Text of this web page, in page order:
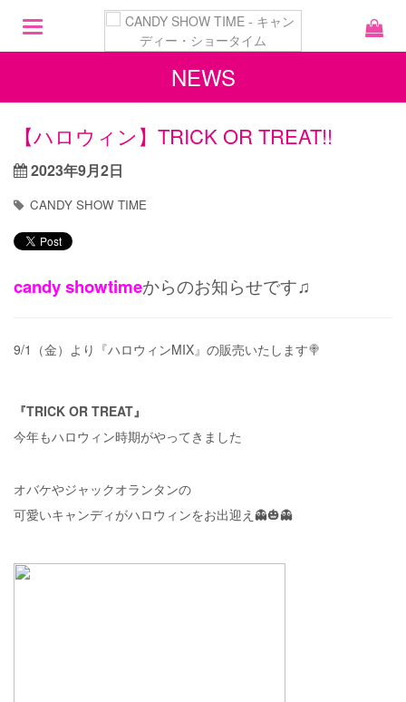
Toggle
NEWS
【ハロウィン】TRICK OR TREAT!!
2023年9月2日
CANDY SHOW TIME
candy showtimeからのお知らせです♫
9/1（金）より『ハロウィンMIX』の販売いたします🍭
『TRICK OR TREAT』
今年もハロウィン時期がやってきました
オバケやジャックオランタンの
可愛いキャンディがハロウィンをお出迎え👻🎃👻